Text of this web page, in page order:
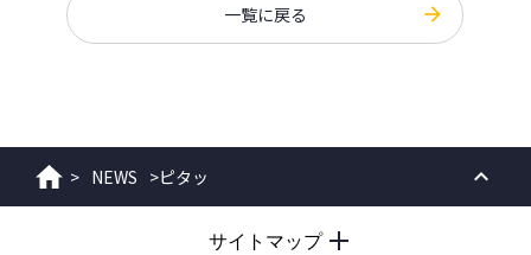
一覧に戻る
ホーム
> NEWS >ピタッ
PAGE
サイトマップ